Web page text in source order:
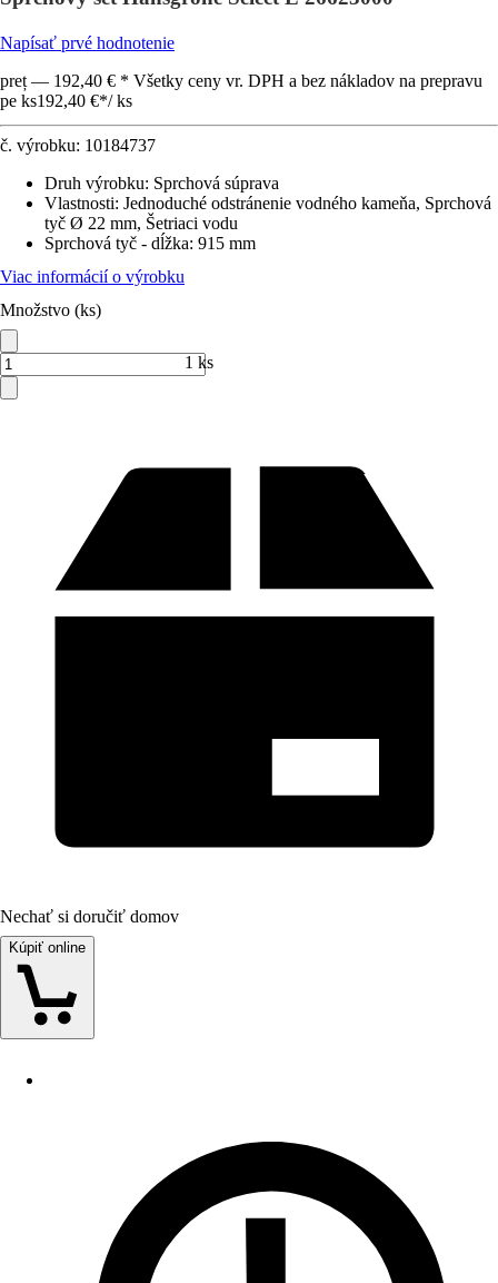
Napísať prvé hodnotenie
preț — 192,40 € * Všetky ceny vr. DPH a bez nákladov na prepravu
pe ks192,40 €*/ ks
č. výrobku: 10184737
Druh výrobku: Sprchová súprava
Vlastnosti: Jednoduché odstránenie vodného kameňa, Sprchová
tyč Ø 22 mm, Šetriaci vodu
Sprchová tyč - dĺžka: 915 mm
Viac informácií o výrobku
Množstvo (ks)
1 ks
Nechať si doručiť domov
Kúpiť online